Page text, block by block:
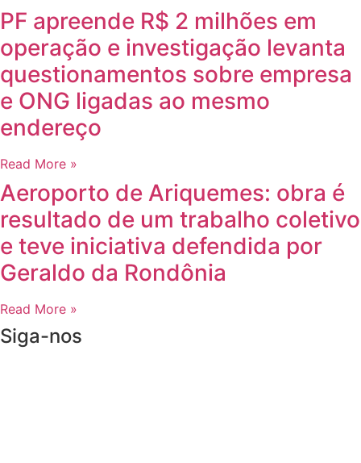
PF apreende R$ 2 milhões em
operação e investigação levanta
questionamentos sobre empresa
e ONG ligadas ao mesmo
endereço
Read More »
Aeroporto de Ariquemes: obra é
resultado de um trabalho coletivo
e teve iniciativa defendida por
Geraldo da Rondônia
Read More »
Siga-nos